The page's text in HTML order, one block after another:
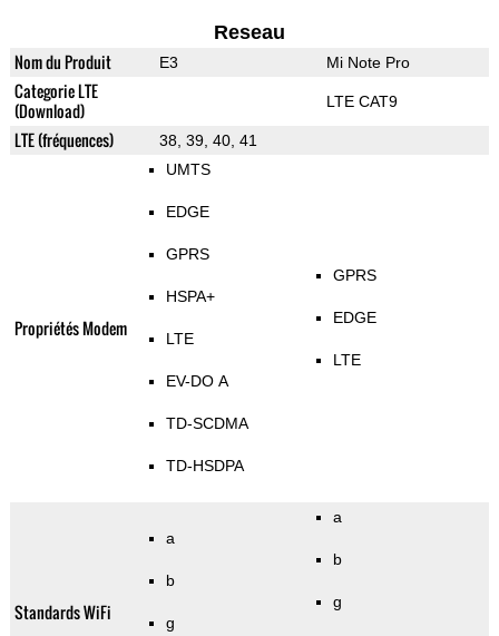
Reseau
Nom du Produit E3 Mi Note Pro
Categorie LTE
(Download)
LTE CAT9
LTE (fréquences) 38, 39, 40, 41
Propriétés Modem
UMTS
EDGE
GPRS
HSPA+
LTE
EV-DO A
TD-SCDMA
TD-HSDPA
GPRS
EDGE
LTE
Standards WiFi
a
b
g
a
b
g